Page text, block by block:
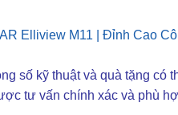
số kỹ thuật và quà tặng có
tư vấn chính xác và phù